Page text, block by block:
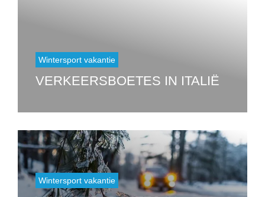
Wintersport vakantie
VERKEERSBOETES IN ITALIË
Wintersport vakantie